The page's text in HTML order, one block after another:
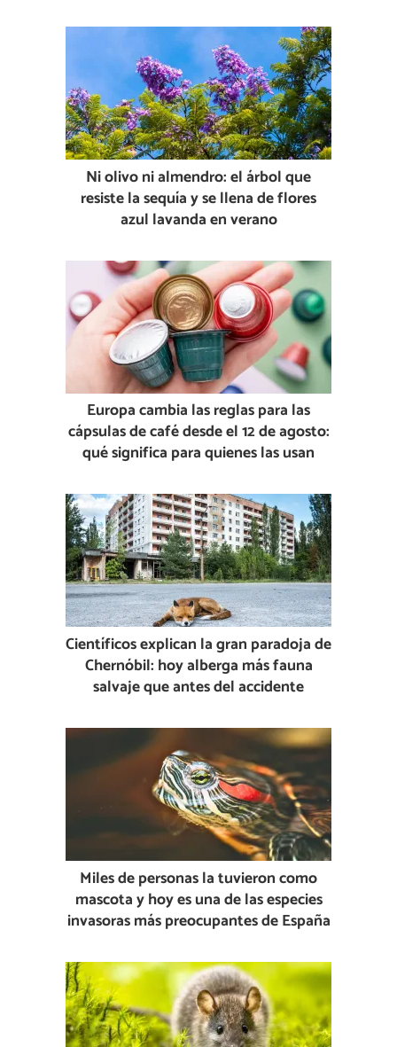
Ni olivo ni almendro: el árbol que
resiste la sequía y se llena de flores
azul lavanda en verano
Europa cambia las reglas para las
cápsulas de café desde el 12 de agosto:
qué significa para quienes las usan
Científicos explican la gran paradoja de
Chernóbil: hoy alberga más fauna
salvaje que antes del accidente
Miles de personas la tuvieron como
mascota y hoy es una de las especies
invasoras más preocupantes de España